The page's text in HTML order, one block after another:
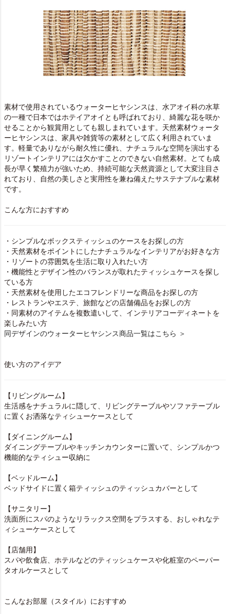
素材で使用されているウォーターヒヤシンスは、水アオイ科の水草
の一種で日本ではホテイアオイとも呼ばれており、綺麗な花を咲か
せることから観賞用としても親しまれています。天然素材ウォータ
ーヒヤシンスは、家具や雑貨等の素材として広く利用されていま
す。軽量でありながら耐久性に優れ、ナチュラルな空間を演出する
リゾートインテリアには欠かすことのできない自然素材。とても成
長が早く繁殖力が強いため、持続可能な天然資源として大変注目さ
れており、自然の美しさと実用性を兼ね備えたサステナブルな素材
です。
こんな方におすすめ
・シンプルなボックスティッシュのケースをお探しの方
・天然素材をポイントにしたナチュラルなインテリアがお好きな方
・リゾートの雰囲気を生活に取り入れたい方
・機能性とデザイン性のバランスが取れたティッシュケースを探し
ている方
・天然素材を使用したエコフレンドリーな商品をお探しの方
・レストランやエステ、旅館などの店舗備品をお探しの方
・同素材のアイテムを複数遣いして、インテリアコーディネートを
楽しみたい方
同デザインのウォーターヒヤシンス商品一覧はこちら ＞
使い方のアイデア
【リビングルーム】
生活感をナチュラルに隠して、リビングテーブルやソファテーブル
に置くお洒落なティシューケースとして
【ダイニングルーム】
ダイニングテーブルやキッチンカウンターに置いて、シンプルかつ
機能的なティシュー収納に
【ベッドルーム】
ベッドサイドに置く箱ティッシュのティッシュカバーとして
【サニタリー】
洗面所にスパのようなリラックス空間をプラスする、おしゃれなテ
ィシューケースとして
【店舗用】
スパや飲食店、ホテルなどのティッシュケースや化粧室のペーパー
タオルケースとして
こんなお部屋（スタイル）におすすめ